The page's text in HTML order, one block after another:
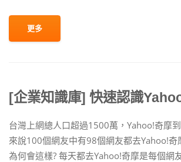
更多
[企業知識庫] 快速認識
台灣上網總人口超過1500萬，Yahoo!奇摩
來說100個網友中有98個網友都去Yahoo!奇
為何會這樣? 每天都去Yahoo!奇摩是每個網